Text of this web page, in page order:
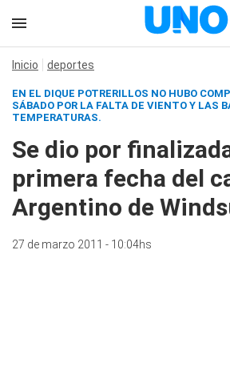
Inicio deportes
EN EL DIQUE POTRERILLOS NO HUBO
SÁBADO POR LA FALTA DE VIENTO Y LAS
TEMPERATURAS.
Se dio por
primera fecha del
Argentino de
27 de marzo 2011 - 10:04hs